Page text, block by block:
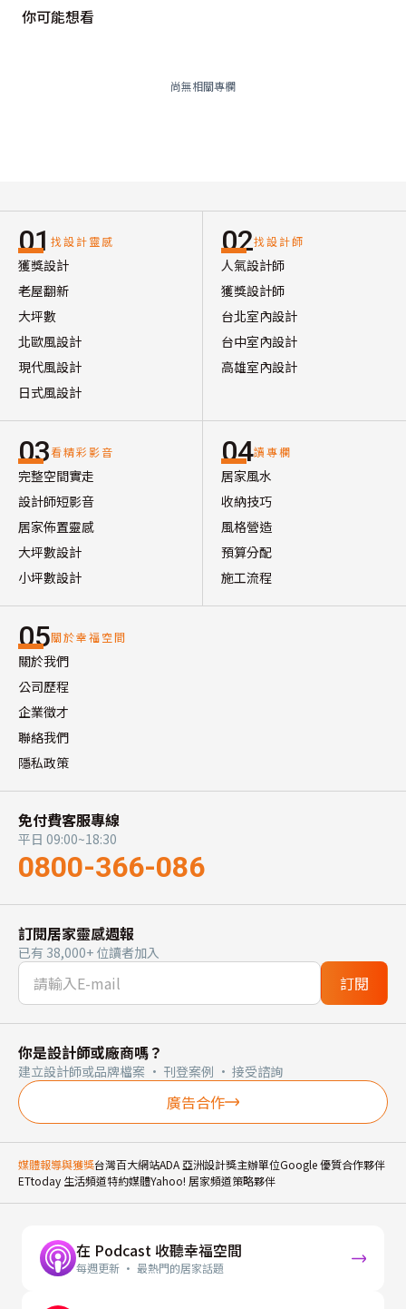
你可能想看
尚無相關專欄
01 找設計靈感
獲獎設計
老屋翻新
大坪數
北歐風設計
現代風設計
日式風設計
02找設計師
人氣設計師
獲獎設計師
台北室內設計
台中室內設計
高雄室內設計
03看精彩影音
完整空間實走
設計師短影音
居家佈置靈感
大坪數設計
小坪數設計
04讀專欄
居家風水
收納技巧
風格營造
預算分配
施工流程
05關於幸福空間
關於我們
公司歷程
企業徵才
聯絡我們
隱私政策
免付費客服專線
平日 09:00~18:30
0800-366-086
訂閱居家靈感週報
已有 38,000+ 位讀者加入
訂閱
你是設計師或廠商嗎？
建立設計師或品牌檔案 · 刊登案例 · 接受諮詢
廣告合作
媒體報導與獲獎台灣百大網站ADA 亞洲設計獎主辦單位Google 優質合作夥伴
ETtoday 生活頻道特約媒體Yahoo! 居家頻道策略夥伴
在 Podcast 收聽幸福空間
每週更新 · 最熱門的居家話題